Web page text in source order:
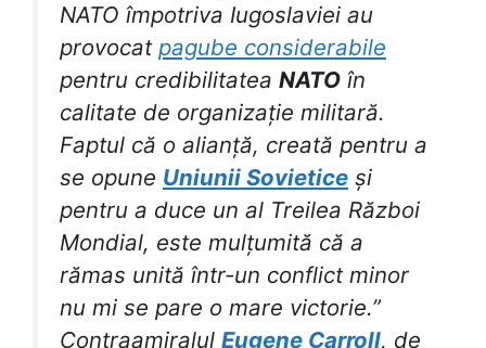
NATO împotriva Iugoslaviei au
provocat pagube considerabile
pentru credibilitatea NATO în
calitate de organizație militară.
Faptul că o alianță, creată pentru a
se opune Uniunii Sovietice și
pentru a duce un al Treilea Război
Mondial, este mulțumită că a
rămas unită într-un conflict minor
nu mi se pare o mare victorie.”
Contraamiralul Eugene Carroll, de